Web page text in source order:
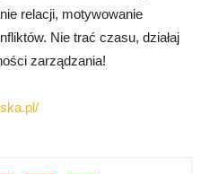
relacji, motywowanie
Nie trać czasu, działaj
zarządzania!